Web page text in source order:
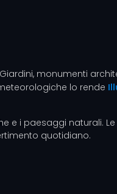
monumenti
lo rende
e i paesaggi naturali.
quotidiano.